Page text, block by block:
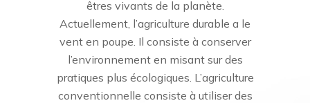
êtres vivants de la planète.
Actuellement, l’agriculture durable a le
vent en poupe. Il consiste à conserver
l’environnement en misant sur des
pratiques plus écologiques. L’agriculture
conventionnelle consiste à utiliser des